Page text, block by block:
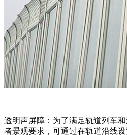
透明声屏障：为了满足轨道列车
者景观要求，可通过在轨道沿线